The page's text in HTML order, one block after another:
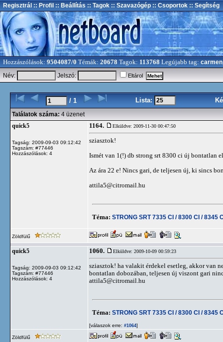
Regisztrál :: Profil :: Beállítás :: Tagok :: Szavazógép :: Csoportok :: Segítség
Hozzászólások: 9504087/0 Témák: 20678 Tagok: 113768 Legújabb tag:
Név:
Jelszó: Eltárol
/ 1 Lista:
Találatok száma: 4 üzenet
quick5
Tagság: 2009-09-03 09:12:42
Tagszám: #77446
Hozzászólások: 4
1164. Elküldve: 2009-11-30 00:47:50
sziasztok!
Ismét van 1(!) db strong srt 8300 ci új bontatlan
Az ára 22 e! Nincs gari, de teljesen új, ki sincs
attila5@citromail.hu
Téma: STRONG SRT 7335 CI / 8300 CI / 8345
Zöldfülű
quick5
Tagság: 2009-09-03 09:12:42
Tagszám: #77446
Hozzászólások: 4
1060. Elküldve: 2009-10-09 00:59:23
sziasztok! ha valakit érdekel esetleg, akkor van
bontatlan dobozában, teljesen új viszont gari
attila5@citromail.hu
Téma: STRONG SRT 7335 CI / 8300 CI / 8345
[válaszok erre: #1064]
Zöldfülű